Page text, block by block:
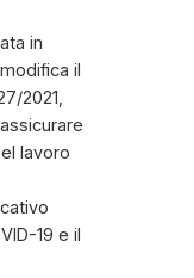
in
il
2021,
lavoro
19 e il